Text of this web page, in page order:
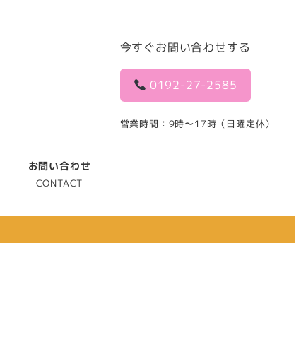
今すぐお問い合わせする
0192-27-2585
営業時間：9時〜17時（日曜定休）
お問い合わせ
CONTACT